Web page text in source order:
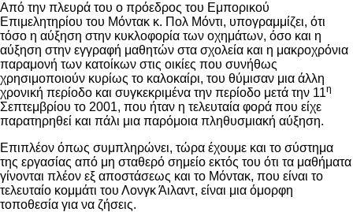
Από την πλευρά του ο πρόεδρος του Εμπορικού
Επιμελητηρίου του Μόντακ κ. Πολ Μόντι, υπογραμμίζει, ότι
τόσο η αύξηση στην κυκλοφορία των οχημάτων, όσο και η
αύξηση στην εγγραφή μαθητών στα σχολεία και η μακροχρόνια
παραμονή των κατοίκων στις οικίες που συνήθως
χρησιμοποιούν κυρίως το καλοκαίρι, του θύμισαν μια άλλη
χρονική περίοδο και συγκεκριμένα την περίοδο μετά την 11η
Σεπτεμβρίου το 2001, που ήταν η τελευταία φορά που είχε
παρατηρηθεί και πάλι μια παρόμοια πληθυσμιακή αύξηση.
Επιπλέον όπως συμπληρώνει, τώρα έχουμε και το σύστημα
της εργασίας από μη σταθερό σημείο εκτός του ότι τα μαθήματα
γίνονται πλέον εξ αποστάσεως και το Μόντακ, που είναι το
τελευταίο κομμάτι του Λονγκ Άιλαντ, είναι μια όμορφη
τοποθεσία για να ζήσεις.